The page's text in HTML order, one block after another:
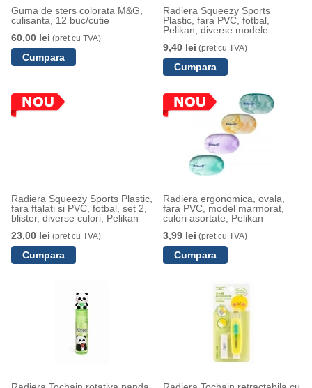
Guma de sters colorata M&G,
culisanta, 12 buc/cutie
60,00 lei (pret cu TVA)
Radiera Squeezy Sports
Plastic, fara PVC, fotbal,
Pelikan, diverse modele
9,40 lei (pret cu TVA)
Radiera Squeezy Sports Plastic,
fara ftalati si PVC, fotbal, set 2,
blister, diverse culori, Pelikan
23,00 lei (pret cu TVA)
Radiera ergonomica, ovala,
fara PVC, model marmorat,
culori asortate, Pelikan
3,99 lei (pret cu TVA)